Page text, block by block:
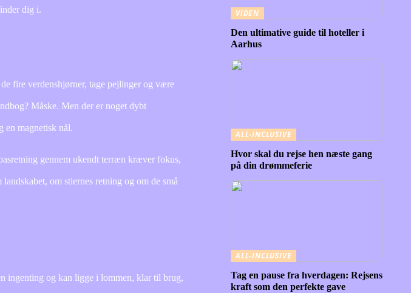
dig i.
fire verdenshjørner, tage pejlinger og være
Måske. Men der er noget dybt
en magnetisk nål.
gennem ukendt terræn kræver fokus,
om stiernes retning og om de små
ingenting og kan ligge i lommen, klar til brug,
VIDEN
Den ultimative guide til hoteller i
Aarhus
ALL-INCLUSIVE
Hvor skal du rejse hen næste gang
på din drømmeferie
ALL-INCLUSIVE
Tag en pause fra hverdagen: Rejsens
kraft som den perfekte gave